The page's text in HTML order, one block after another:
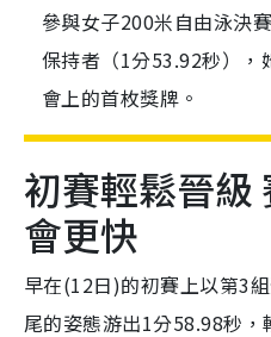
參與女子200米自由泳決
保持者（1分53.92秒），
會上的首枚獎牌。
初賽輕鬆晉級
會更快
早在(12日)的初賽上以第3
尾的姿態游出1分58.98秒